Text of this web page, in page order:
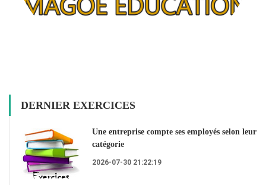
DERNIER EXERCICES
Une entreprise compte ses employés selon leur
catégorie
2026-07-30 21:22:19